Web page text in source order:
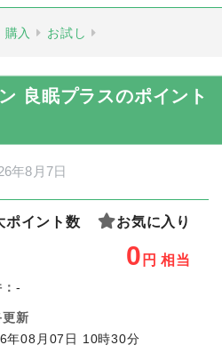
入 お試し
良眠プラスのポイント
年8月7日
ポイント数 お気に入り
0 円 相当
-
新
年08月07日 10時30分